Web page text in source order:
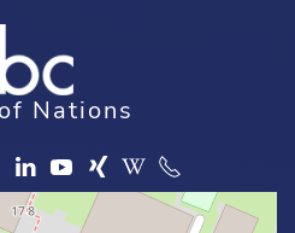
Nations